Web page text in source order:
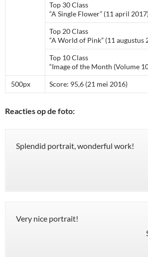
Top 30 Class
“A Single Flower” (11 april
Top 20 Class
“A World of Pink” (11 augustus
Top 10 Class
“Image of the Month (Volume
500px Score: 95,6 (21 mei 2016)
Reacties op de foto:
Splendid portrait, wonderful work!
Very nice portrait!